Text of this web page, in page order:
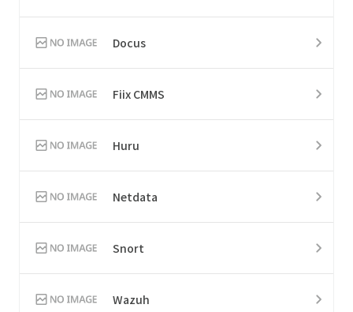
Docus
Fiix CMMS
Huru
Netdata
Snort
Wazuh